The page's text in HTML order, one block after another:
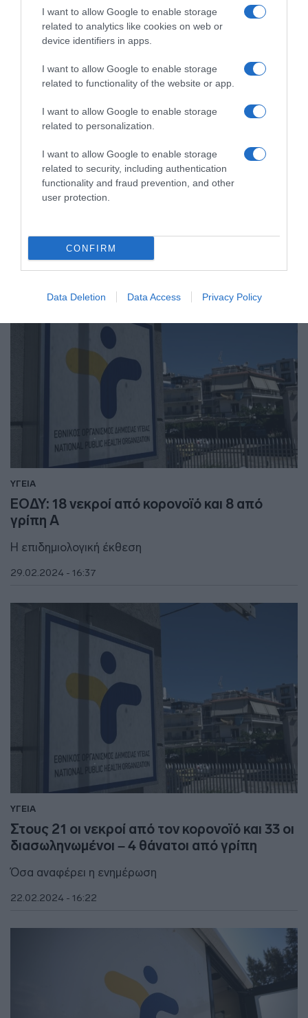
I want to allow Google to enable storage
related to analytics like cookies on web or
device identifiers in apps.
I want to allow Google to enable storage
related to functionality of the website or app.
I want to allow Google to enable storage
related to personalization.
I want to allow Google to enable storage
related to security, including authentication
functionality and fraud prevention, and other
user protection.
CONFIRM
Data Deletion Data Access Privacy Policy
ΕΟΔΥ: 12 θάνατοι από κορονοϊό, 22
διασωληνωμένοι. – Τρία σοβαρά κρούσματα
γρίπης, 2 θάνατοι
07.03.2024 - 16:51
ΥΓΕΙΑ
ΕΟΔΥ: 18 νεκροί από κορονοϊό και 8 από
γρίπη Α
Η επιδημιολογική έκθεση
29.02.2024 - 16:37
ΥΓΕΙΑ
Στους 21 οι νεκροί από τον κορονοϊό και 33 οι
διασωληνωμένοι – 4 θάνατοι από γρίπη
Όσα αναφέρει η ενημέρωση
22.02.2024 - 16:22